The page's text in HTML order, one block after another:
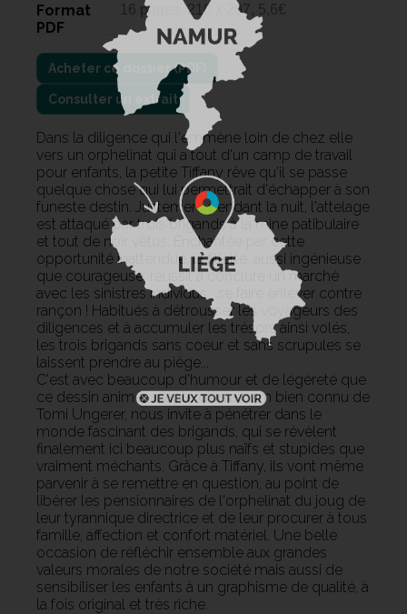
Format
PDF
16 pages, 210 x 297, 5,6€
Consulter un extrait
Dans la diligence qui l'emmène loin de chez elle
vers un orphelinat qui a tout d'un camp de travail
pour enfants, la petite Tiffany rêve qu'il se passe
quelque chose qui lui permettrait d'échapper à son
funeste destin. Justement pendant la nuit, l'attelage
est attaqué par trois brigands à la mine patibulaire
et tout de noir vêtus. Enchantée par cette
opportunité inattendue, la fillette, aussi ingénieuse
que courageuse, réussit à conclure un marché
avec les sinistres individus : se faire enlever contre
rançon ! Habitués à détrousser les voyageurs des
diligences et à accumuler les trésors ainsi volés,
les trois brigands sans coeur et sans scrupules se
laissent prendre au piège...
C'est avec beaucoup d'humour et de légèreté que
ce dessin animé, adapté d'un album bien connu de
Tomi Ungerer, nous invite à pénétrer dans le
monde fascinant des brigands, qui se révèlent
finalement ici beaucoup plus naïfs et stupides que
vraiment méchants. Grâce à Tiffany, ils vont même
parvenir à se remettre en question, au point de
libérer les pensionnaires de l'orphelinat du joug de
leur tyrannique directrice et de leur procurer à tous
famille, affection et confort matériel. Une belle
occasion de réfléchir ensemble aux grandes
valeurs morales de notre société mais aussi de
sensibiliser les enfants à un graphisme de qualité, à
la fois original et très riche.